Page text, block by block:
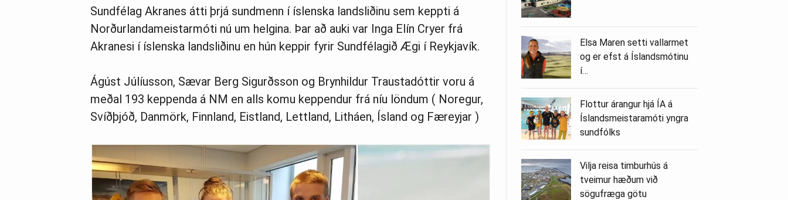
Sundfélag Akranes átti þrjá sundmenn í íslenska landsliðinu sem keppti á
Norðurlandameistarmóti nú um helgina. Þar að auki var Inga Elín Cryer frá
Akranesi í íslenska landsliðinu en hún keppir fyrir Sundfélagið Ægi í Reykjavík.
Ágúst Júlíusson, Sævar Berg Sigurðsson og Brynhildur Traustadóttir voru á
meðal 193 keppenda á NM en alls komu keppendur frá níu löndum ( Noregur,
Svíðþjóð, Danmörk, Finnland, Eistland, Lettland, Litháen, Ísland og Færeyjar )
Elsa Maren setti vallarmet
og er efst á Íslandsmótinu
í…
Flottur árangur hjá ÍA á
Íslandsmeistaramóti yngra
sundfólks
Vilja reisa timburhús á
tveimur hæðum við
sögufræga götu